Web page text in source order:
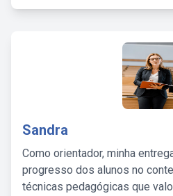
Sandra
Como orientador, minha
progresso dos alunos no
técnicas pedagógicas que